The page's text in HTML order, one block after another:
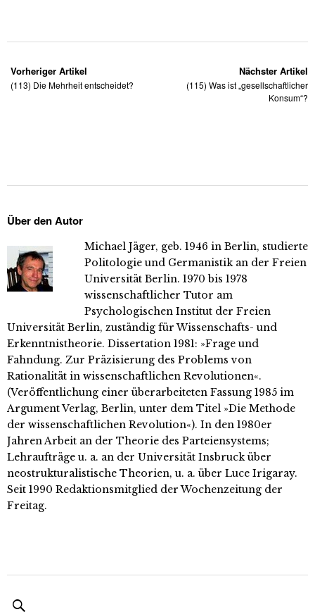
Vorheriger Artikel
(113) Die Mehrheit entscheidet?
Nächster Artikel
(115) Was ist „gesellschaftlicher
Konsum“?
Über den Autor
Michael Jäger, geb. 1946 in Berlin, studierte
Politologie und Germanistik an der Freien
Universität Berlin. 1970 bis 1978
wissenschaftlicher Tutor am
Psychologischen Institut der Freien
Universität Berlin, zuständig für Wissenschafts- und
Erkenntnistheorie. Dissertation 1981: »Frage und
Fahndung. Zur Präzisierung des Problems von
Rationalität in wissenschaftlichen Revolutionen«.
(Veröffentlichung einer überarbeiteten Fassung 1985 im
Argument Verlag, Berlin, unter dem Titel »Die Methode
der wissenschaftlichen Revolution«). In den 1980er
Jahren Arbeit an der Theorie des Parteiensystems;
Lehraufträge u. a. an der Universität Insbruck über
neostrukturalistische Theorien, u. a. über Luce Irigaray.
Seit 1990 Redaktionsmitglied der Wochenzeitung der
Freitag.